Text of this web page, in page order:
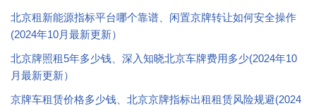
北京租新能源指标平台哪个靠谱、闲置京牌转让如何安全操作
(2024年10月最新更新）
北京牌照租5年多少钱、深入知晓北京车牌费用多少(2024年10
月最新更新）
京牌车租赁价格多少钱、北京京牌指标出租租赁风险规避(2024